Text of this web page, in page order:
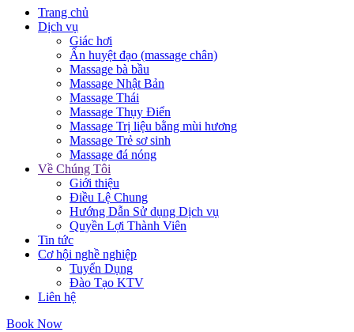
Trang chủ
Dịch vụ
Giác hơi
Ấn huyệt đạo (massage chân)
Massage bà bầu
Massage Nhật Bản
Massage Thái
Massage Thụy Điển
Massage Trị liệu bằng mùi hương
Massage Trẻ sơ sinh
Massage đá nóng
Về Chúng Tôi
Giới thiệu
Điều Lệ Chung
Hướng Dẫn Sử dụng Dịch vụ
Quyền Lợi Thành Viên
Tin tức
Cơ hội nghề nghiệp
Tuyển Dụng
Đào Tạo KTV
Liên hệ
Book Now